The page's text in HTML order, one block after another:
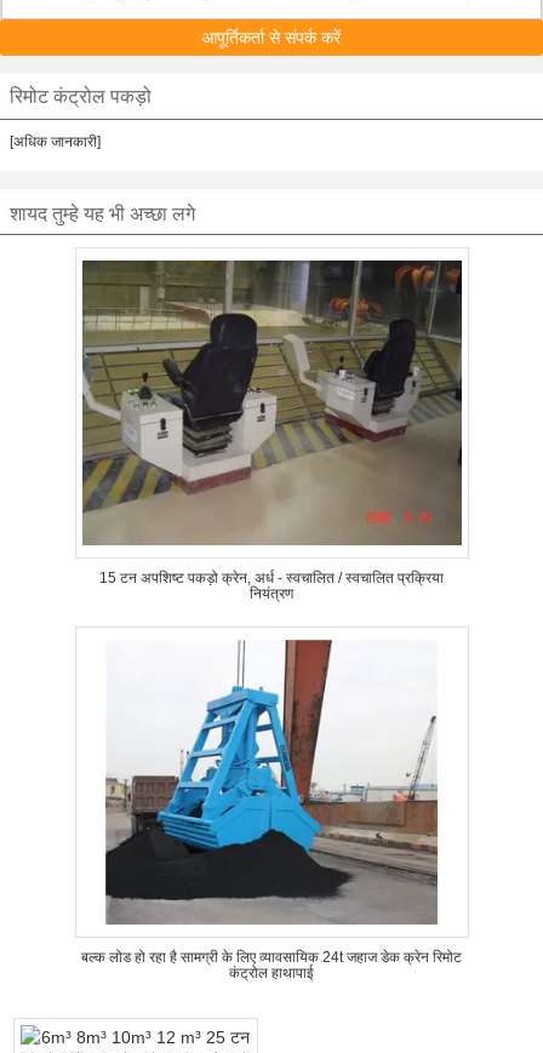
आपूर्तिकर्ता से संपर्क करें
रिमोट कंट्रोल पकड़ो
[अधिक जानकारी]
शायद तुम्हे यह भी अच्छा लगे
15 टन अपशिष्ट पकड़ो क्रेन, अर्ध - स्वचालित / स्वचालित प्रक्रिया
नियंत्रण
बल्क लोड हो रहा है सामग्री के लिए व्यावसायिक 24t जहाज डेक क्रेन रिमोट
कंट्रोल हाथापाई